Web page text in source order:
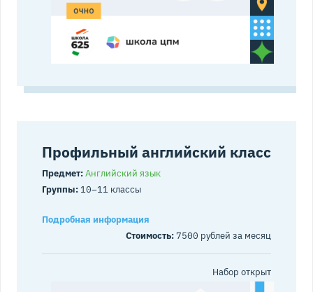
Профильный английский класс
Предмет:Английский язык
Группы:10–11 классы
Подробная информация
Стоимость: 7500 рублей за месяц
Набор открыт